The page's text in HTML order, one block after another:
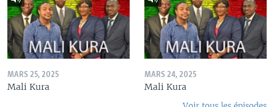
MARS 25, 2025
Mali Kura
MARS 24, 2025
Mali Kura